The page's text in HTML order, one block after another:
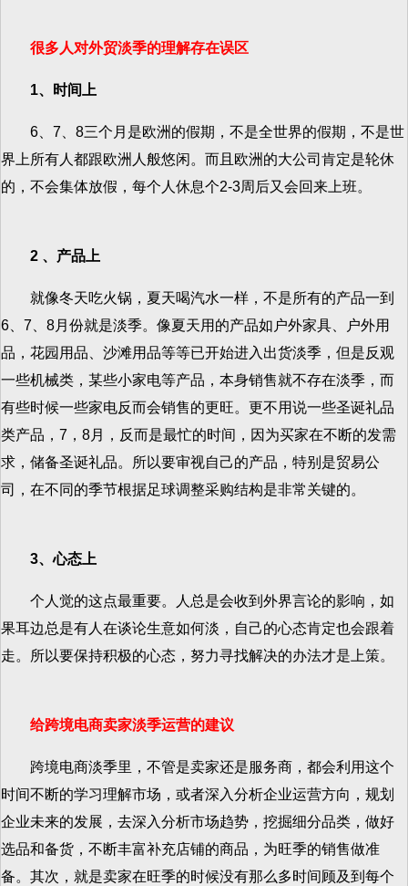
很多人对外贸淡季的理解存在误区
1、时间上
6、7、8三个月是欧洲的假期，不是全世界的假期，不是世
界上所有人都跟欧洲人般悠闲。而且欧洲的大公司肯定是轮休
的，不会集体放假，每个人休息个2-3周后又会回来上班。
2 、产品上
就像冬天吃火锅，夏天喝汽水一样，不是所有的产品一到
6、7、8月份就是淡季。像夏天用的产品如户外家具、户外用
品，花园用品、沙滩用品等等已开始进入出货淡季，但是反观
一些机械类，某些小家电等产品，本身销售就不存在淡季，而
有些时候一些家电反而会销售的更旺。更不用说一些圣诞礼品
类产品，7，8月，反而是最忙的时间，因为买家在不断的发需
求，储备圣诞礼品。所以要审视自己的产品，特别是贸易公
司，在不同的季节根据足球调整采购结构是非常关键的。
3、心态上
个人觉的这点最重要。人总是会收到外界言论的影响，如
果耳边总是有人在谈论生意如何淡，自己的心态肯定也会跟着
走。所以要保持积极的心态，努力寻找解决的办法才是上策。
给跨境电商卖家淡季运营的建议
跨境电商淡季里，不管是卖家还是服务商，都会利用这个
时间不断的学习理解市场，或者深入分析企业运营方向，规划
企业未来的发展，去深入分析市场趋势，挖掘细分品类，做好
选品和备货，不断丰富补充店铺的商品，为旺季的销售做准
备。其次，就是卖家在旺季的时候没有那么多时间顾及到每个